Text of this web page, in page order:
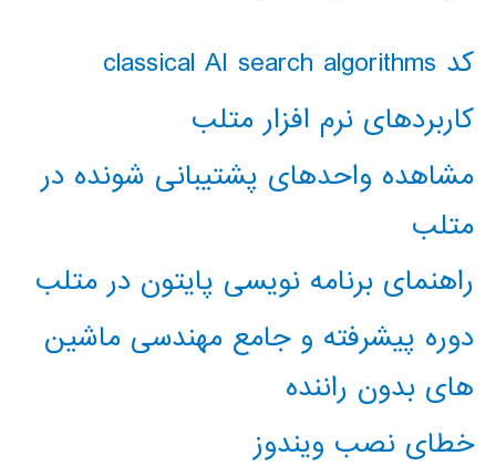
کد classical AI search algorithms
کاربردهای نرم افزار متلب
مشاهده واحدهای پشتیبانی شونده در
متلب
راهنمای برنامه نویسی پایتون در متلب
دوره پیشرفته و جامع مهندسی ماشین
های بدون راننده
خطای نصب ویندوز